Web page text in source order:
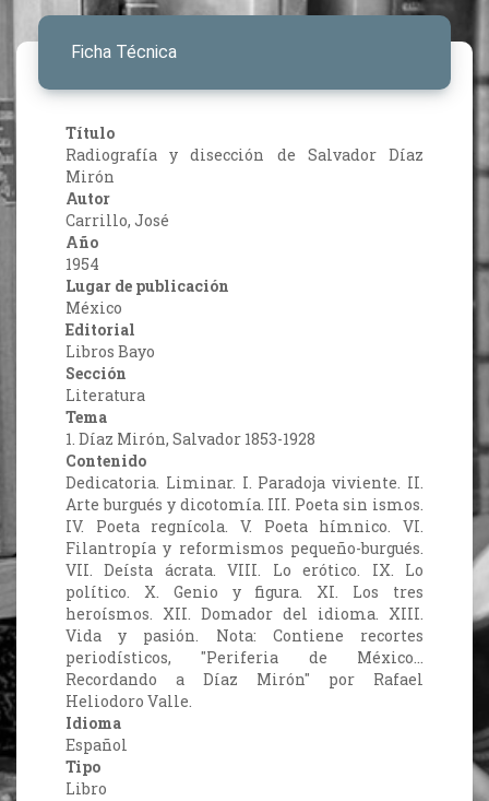
Ficha Técnica
Título
Radiografía y disección de Salvador Díaz
Mirón
Autor
Carrillo, José
Año
1954
Lugar de publicación
México
Editorial
Libros Bayo
Sección
Literatura
Tema
1. Díaz Mirón, Salvador 1853-1928
Contenido
Dedicatoria. Liminar. I. Paradoja viviente. II.
Arte burgués y dicotomía. III. Poeta sin ismos.
IV. Poeta regnícola. V. Poeta hímnico. VI.
Filantropía y reformismos pequeño-burgués.
VII. Deísta ácrata. VIII. Lo erótico. IX. Lo
político. X. Genio y figura. XI. Los tres
heroísmos. XII. Domador del idioma. XIII.
Vida y pasión. Nota: Contiene recortes
periodísticos, "Periferia de México...
Recordando a Díaz Mirón" por Rafael
Heliodoro Valle.
Idioma
Español
Tipo
Libro